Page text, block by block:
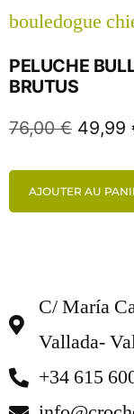
PELUCHE
BRUTUS
76,00€ 49,99
AJOUTER AU
C/ María
Vallada-
+34 615